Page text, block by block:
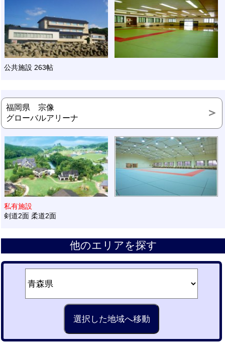
公共施設 263帖
福岡県 宗像
グローバルアリーナ
私有施設
剣道2面 柔道2面
他のエリアを探す